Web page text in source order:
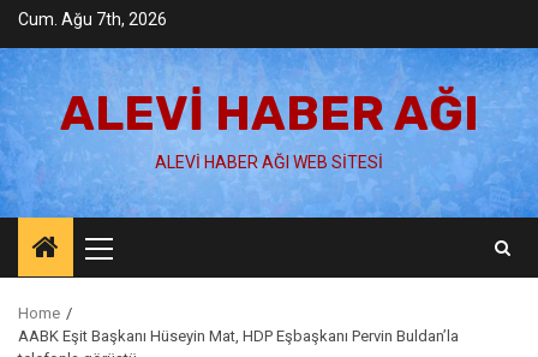
Skip
content
Cum. Ağu 7th, 2026
ALEVI HABER AĞI
ALEVI HABER AĞI WEB SITESI
Menu
Home
AABK Eşit Başkanı Hüseyin Mat, HDP Eşbaşkanı Pervin Buldan’la